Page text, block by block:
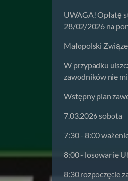
UWAGA! Opłatę
28/02/2026 na
Małopolski
W przypadku
zawodników nie
Wstępny plan
7.03.2026 sobota
7:30 - 8:00
8:00 - losowanie
8:30 rozpoczęcie